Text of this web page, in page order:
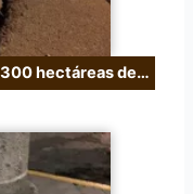
300 hectáreas de…